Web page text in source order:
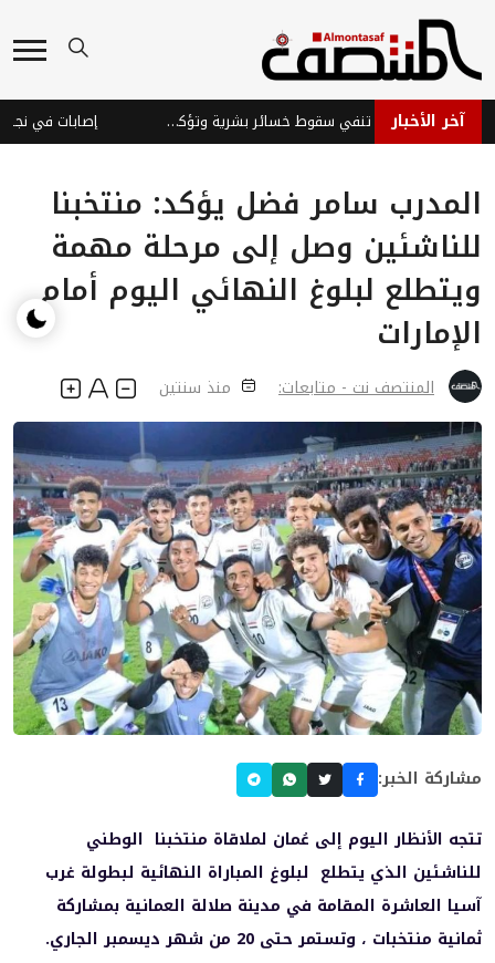
آخر الأخبار قوات الطوارئ اليمنية تنفي سقوط خسائر بشرية وتؤكد جاهزيتها إصابات في
المدرب سامر فضل يؤكد: منتخبنا
للناشئين وصل إلى مرحلة مهمة
ويتطلع لبلوغ النهائي اليوم أمام
الإمارات
المنتصف نت - متابعات: منذ سنتين
مشاركة الخبر:
تتجه الأنظار اليوم إلى عُمان لملاقاة منتخبنا الوطني
للناشئين الذي يتطلع لبلوغ المباراة النهائية لبطولة غرب
آسيا العاشرة المقامة في مدينة صلالة العمانية بمشاركة
ثمانية منتخبات ، وتستمر حتى 20 من شهر ديسمبر الجاري.